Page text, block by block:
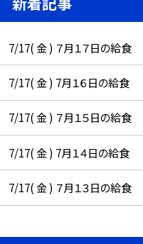
7/17( 金 ) ７月１７日の給食
7/17( 金 ) 7月１６日の給食
7/17( 金 ) ７月１５日の給食
7/17( 金 ) 7月１４日の給食
7/17( 金 ) ７月１３日の給食